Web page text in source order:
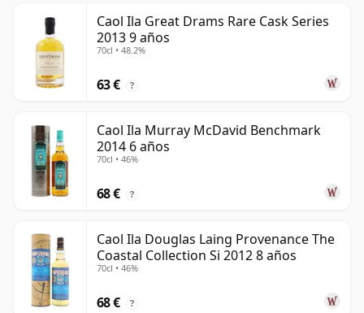
Caol Ila Great Drams Rare Cask Series
2013 9 años
70cl • 48.2%
63 € ?
Caol Ila Murray McDavid Benchmark
2014 6 años
70cl • 46%
68 € ?
Caol Ila Douglas Laing Provenance The
Coastal Collection Si 2012 8 años
70cl • 46%
68 € ?